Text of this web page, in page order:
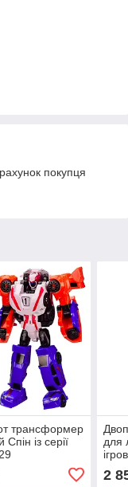
покупця
трансформер
із серії
для
2